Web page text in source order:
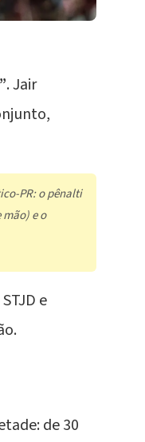
. Jair
PR: o pênalti
e o
STJD e
de 30